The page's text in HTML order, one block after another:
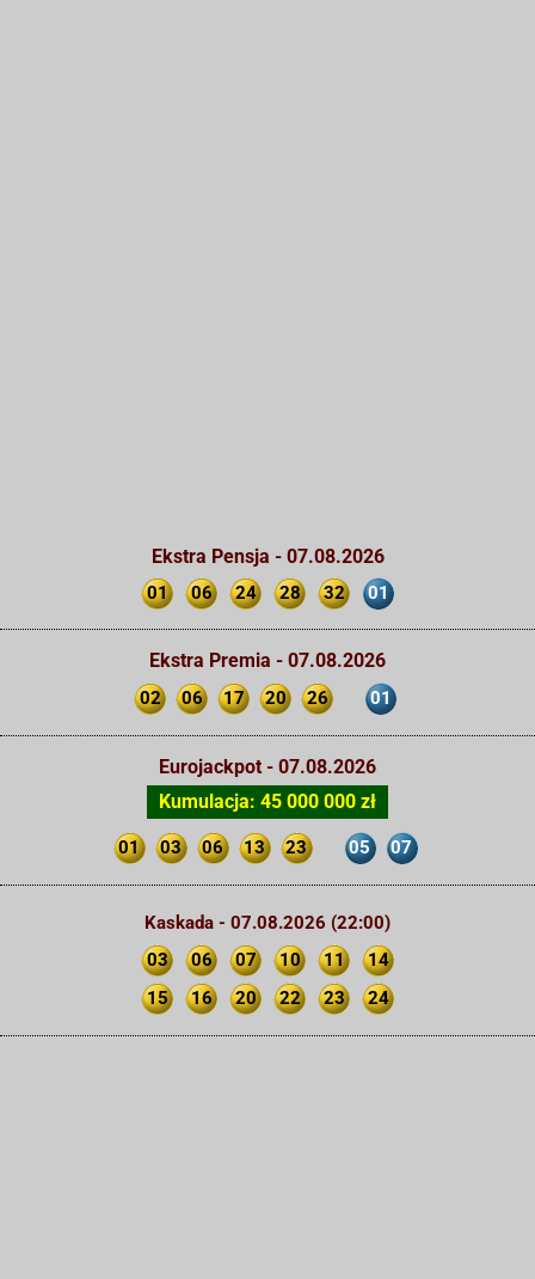
Ekstra Pensja - 07.08.2026
01 06 24 28 32 01
Ekstra Premia - 07.08.2026
02 06 17 20 26 01
Eurojackpot - 07.08.2026
Kumulacja: 45 000 000 zł
01 03 06 13 23 05 07
Kaskada - 07.08.2026 (22:00)
03
06 07 10 11
14
15
16 20 22 23 24